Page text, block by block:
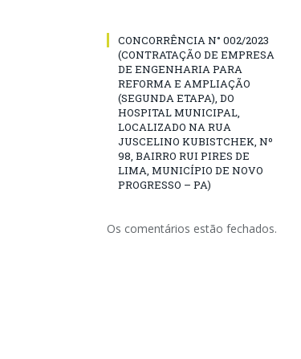
CONCORRÊNCIA N° 002/2023
(CONTRATAÇÃO DE EMPRESA
DE ENGENHARIA PARA
REFORMA E AMPLIAÇÃO
(SEGUNDA ETAPA), DO
HOSPITAL MUNICIPAL,
LOCALIZADO NA RUA
JUSCELINO KUBISTCHEK, Nº
98, BAIRRO RUI PIRES DE
LIMA, MUNICÍPIO DE NOVO
PROGRESSO – PA)
Os comentários estão fechados.